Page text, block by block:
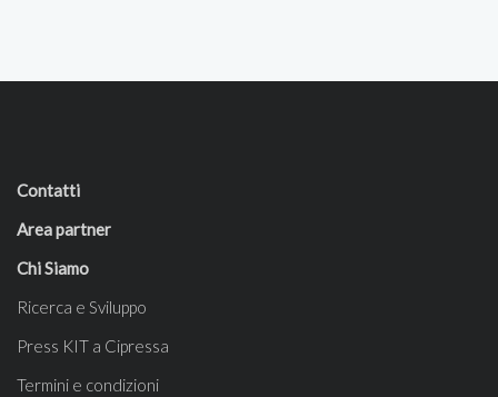
Contatti
Area partner
Chi Siamo
Ricerca e Sviluppo
Press KIT a Cipressa
Termini e condizioni